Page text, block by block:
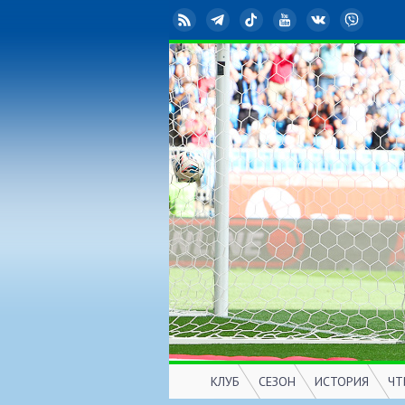
RSS TelegramTikTok YouTubeВКонтакте
КЛУБ
СЕЗОН
ИСТОРИЯ